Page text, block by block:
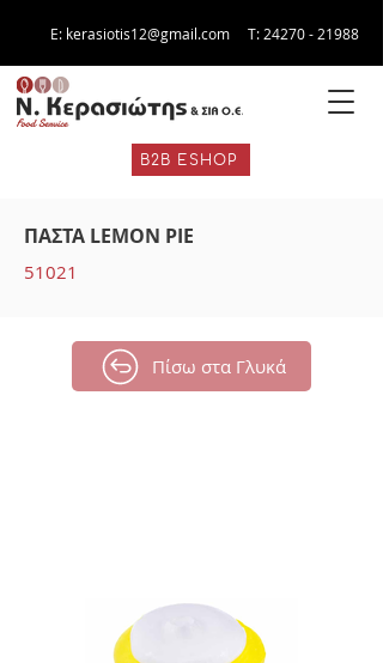
E: kerasiotis12@gmail.com Τ: 24270 - 21988
B2B ESHOP
ΠΑΣΤΑ LEMON PIE
51021
Πίσω στα Γλυκά